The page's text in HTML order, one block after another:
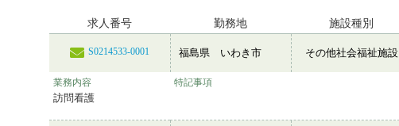
求人番号 勤務地 施設種別
S0214533-0001 福島県 いわき市 その他社会福祉施設
業務内容
訪問看護
特記事項